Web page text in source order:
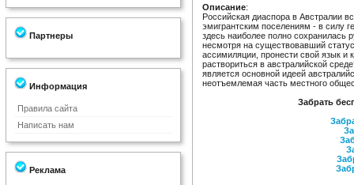
Партнеры
Информация
Правила сайта
Написать нам
Реклама
Описание:
Российская диаспора в Австралии
эмигрантским поселениям - в силу
здесь наиболее полно сохранилась
несмотря на существовавший
ассимиляции, пронести свой язык и
раствориться в австралийской
является основной идеей
неотъемлемая часть местного
Забрать